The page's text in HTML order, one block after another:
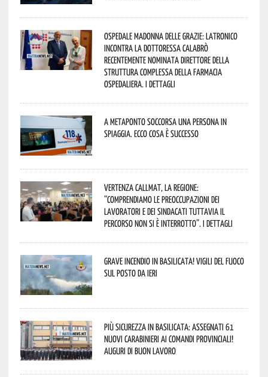
Ospedale Madonna delle Grazie: Latronico
incontra la dottoressa Calabrò
recentemente nominata Direttore della
Struttura Complessa della Farmacia
Ospedaliera. I dettagli
A Metaponto soccorsa una persona in
spiaggia. Ecco cosa è successo
Vertenza CallMat, la Regione:
“comprendiamo le preoccupazioni dei
lavoratori e dei sindacati tuttavia il
percorso non si è interrotto”. I dettagli
Grave incendio in Basilicata! Vigili del fuoco
sul posto da ieri
Più sicurezza in Basilicata: assegnati 61
nuovi Carabinieri ai Comandi provinciali!
Auguri di buon lavoro